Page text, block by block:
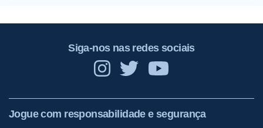
Siga-nos nas redes sociais
Jogue com responsabilidade e segurança